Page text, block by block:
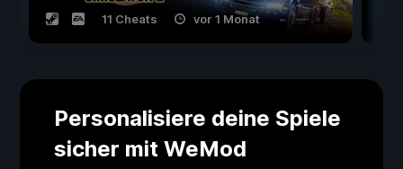
11 Cheats vor 1 Monat
Personalisiere deine Spiele
sicher mit WeMod